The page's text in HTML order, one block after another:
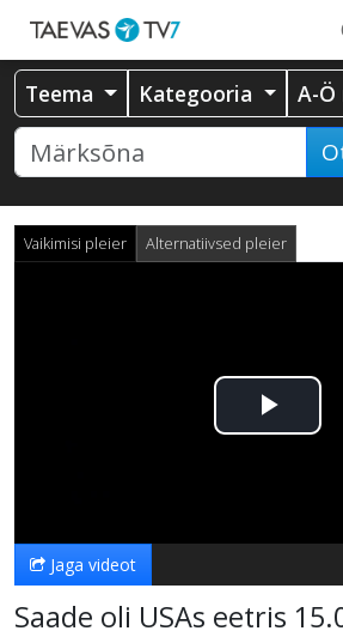
Teema Kategooria A-Ö
Vaikimisi pleier Alternatiivsed pleier
Esita
Jaga videot
Saade oli USAs eetris